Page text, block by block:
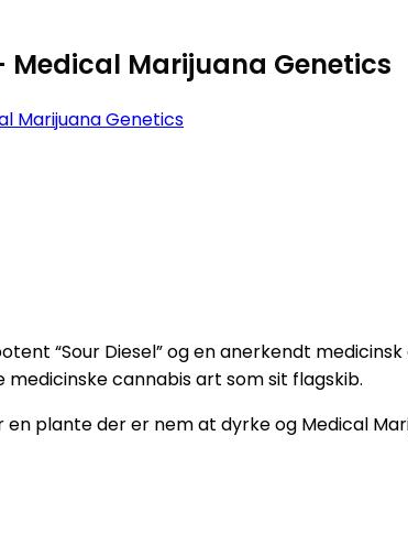
Medical Marijuana Genetics
Marijuana Genetics
“Sour Diesel” og en anerkendt
cannabis art som sit flagskib.
en plante der er nem at dyrke og Medical